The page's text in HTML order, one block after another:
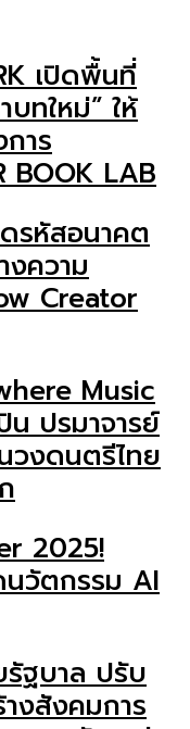
เปิดพื้นที่
ทใหม่” ให้
าร
BOOK LAB
รหัสอนาคต
งความ
Creator
Music
ปรมาจารย์
วงดนตรีไทย
2025!
นวัตกรรม AI
รัฐบาล ปรับ
งสังคมการ